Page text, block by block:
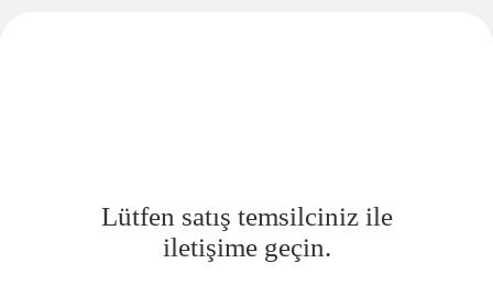
Lütfen satış temsilciniz ile
iletişime geçin.